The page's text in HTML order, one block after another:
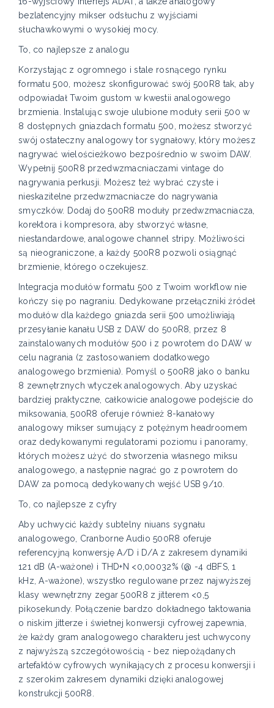
bezlatencyjny mikser odsłuchu z wyjściami
słuchawkowymi o wysokiej mocy.
To, co najlepsze z analogu
Korzystając z ogromnego i stale rosnącego rynku
formatu 500, możesz skonfigurować swój 500R8 tak, aby
odpowiadał Twoim gustom w kwestii analogowego
brzmienia. Instalując swoje ulubione moduły serii 500 w
8 dostępnych gniazdach formatu 500, możesz stworzyć
swój ostateczny analogowy tor sygnałowy, który możesz
nagrywać wielościeżkowo bezpośrednio w swoim DAW.
Wypełnij 500R8 przedwzmacniaczami vintage do
nagrywania perkusji. Możesz też wybrać czyste i
nieskazitelne przedwzmacniacze do nagrywania
smyczków. Dodaj do 500R8 moduły przedwzmacniacza,
korektora i kompresora, aby stworzyć własne,
niestandardowe, analogowe channel stripy. Możliwości
są nieograniczone, a każdy 500R8 pozwoli osiągnąć
brzmienie, którego oczekujesz.
Integracja modułów formatu 500 z Twoim workflow nie
kończy się po nagraniu. Dedykowane przełączniki źródeł
modułów dla każdego gniazda serii 500 umożliwiają
przesyłanie kanału USB z DAW do 500R8, przez 8
zainstalowanych modułów 500 i z powrotem do DAW w
celu nagrania (z zastosowaniem dodatkowego
analogowego brzmienia). Pomyśl o 500R8 jako o banku
8 zewnętrznych wtyczek analogowych. Aby uzyskać
bardziej praktyczne, całkowicie analogowe podejście do
miksowania, 500R8 oferuje również 8-kanałowy
analogowy mikser sumujący z potężnym headroomem
oraz dedykowanymi regulatorami poziomu i panoramy,
których możesz użyć do stworzenia własnego miksu
analogowego, a następnie nagrać go z powrotem do
DAW za pomocą dedykowanych wejść USB 9/10.
To, co najlepsze z cyfry
Aby uchwycić każdy subtelny niuans sygnału
analogowego, Cranborne Audio 500R8 oferuje
referencyjną konwersję A/D i D/A z zakresem dynamiki
121 dB (A-ważone) i THD+N <0,00032% (@ -4 dBFS, 1
kHz, A-ważone), wszystko regulowane przez najwyższej
klasy wewnętrzny zegar 500R8 z jitterem <0,5
pikosekundy. Połączenie bardzo dokładnego taktowania
o niskim jitterze i świetnej konwersji cyfrowej zapewnia,
że ​​każdy gram analogowego charakteru jest uchwycony
z najwyższą szczegółowością - bez niepożądanych
artefaktów cyfrowych wynikających z procesu konwersji i
z szerokim zakresem dynamiki dzięki analogowej
konstrukcji 500R8.